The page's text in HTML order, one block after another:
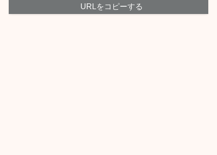
URLをコピーする